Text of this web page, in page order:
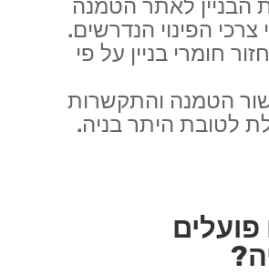
הבניין לאתר הטמנה
הפינוי הנדרשים.
חומרי בניין על פי
הטמנה והתקשרות
לטובת היתר בניה.
פועלים